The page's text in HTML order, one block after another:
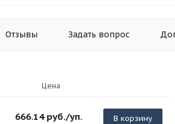
Отзывы Задать вопрос
Цена
666.14руб./уп. В корзину